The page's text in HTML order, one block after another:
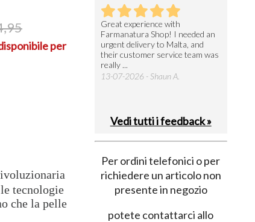
per
tecnologie
che la pelle
perfetto
2026 - Ruggero V.
Great experience with
Farmanatura Shop! I needed an
urgent delivery to Malta, and
their customer service team was
really ...
13-07-2026 - Shaun A.
Vedi tutti i feedback »
Per ordini telefonici o per
richiedere un articolo non
presente in negozio
potete contattarci allo